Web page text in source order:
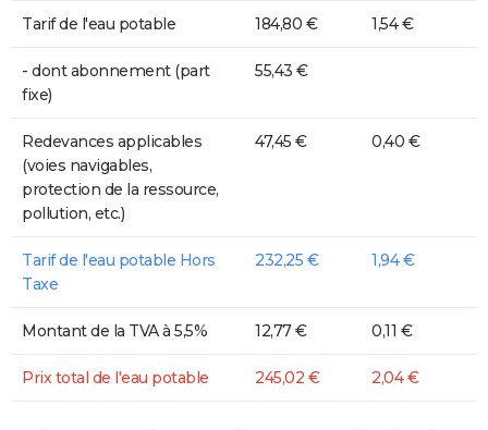
Tarif de l'eau potable 184,80 € 1,54 €
- dont abonnement (part
fixe)
55,43 €
Redevances applicables
(voies navigables,
protection de la ressource,
pollution, etc.)
47,45 € 0,40 €
Tarif de l'eau potable Hors
Taxe
232,25 € 1,94 €
Montant de la TVA à 5,5% 12,77 € 0,11 €
Prix total de l'eau potable 245,02 € 2,04 €